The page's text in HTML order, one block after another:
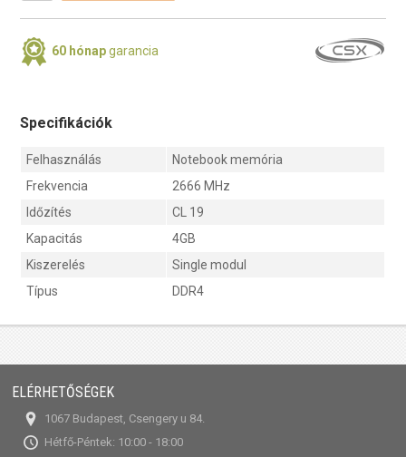
60 hónapgarancia
Specifikációk
Felhasználás
Notebook memória
Frekvencia
2666 MHz
Időzítés
CL 19
Kapacitás
4GB
Kiszerelés
Single modul
Típus
DDR4
ELÉRHETŐSÉGEK
1067 Budapest, Csengery u 84.
Hétfő-Péntek: 10:00 - 18:00